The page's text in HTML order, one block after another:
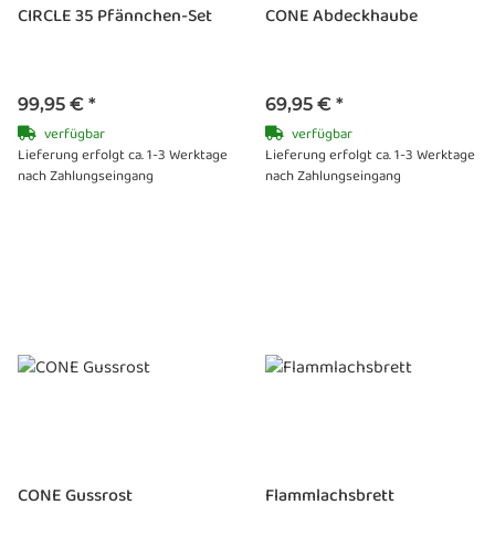
CIRCLE 35 Pfännchen-Set
99,95 € *
verfügbar
Lieferung erfolgt ca. 1-3 Werktage
nach Zahlungseingang
CONE Abdeckhaube
69,95 € *
verfügbar
Lieferung erfolgt ca. 1-3 Werktage
nach Zahlungseingang
CONE Gussrost Flammlachsbrett